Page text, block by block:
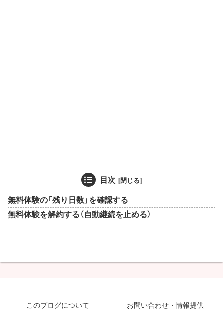
目次
無料体験の「残り日数」を確認する
無料体験を解約する（自動継続を止める）
このブログについて お問い合わせ・情報提供